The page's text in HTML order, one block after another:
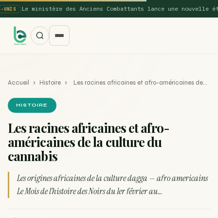
Le ministère des Anciens Combattants lance une nouvelle
SUGGESTIONS POPULAIRES
Une nouvelle étude montre que la vaporisation du
La recette du Space Cake
Accueil › Histoire › Les racines africaines et afro-américaines de…
HISTOIRE
Les racines africaines et afro-
américaines de la culture du
cannabis
Les origines africaines de la culture dagga — afro americains
Le Mois de l’histoire des Noirs du 1er février au…